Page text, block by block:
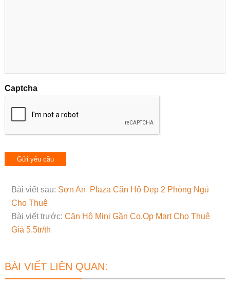
Captcha
Bài viết sau: Sơn An Plaza Căn Hộ Đẹp 2 Phòng Ngủ
Cho Thuê
Bài viết trước: Căn Hộ Mini Gần Co.Op Mart Cho Thuê
Giá 5.5tr/th
BÀI VIẾT LIÊN QUAN: